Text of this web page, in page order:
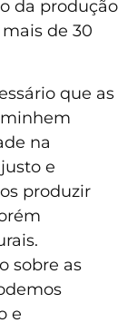
da produção
de 30
que as
na
e
produzir
sobre as
e